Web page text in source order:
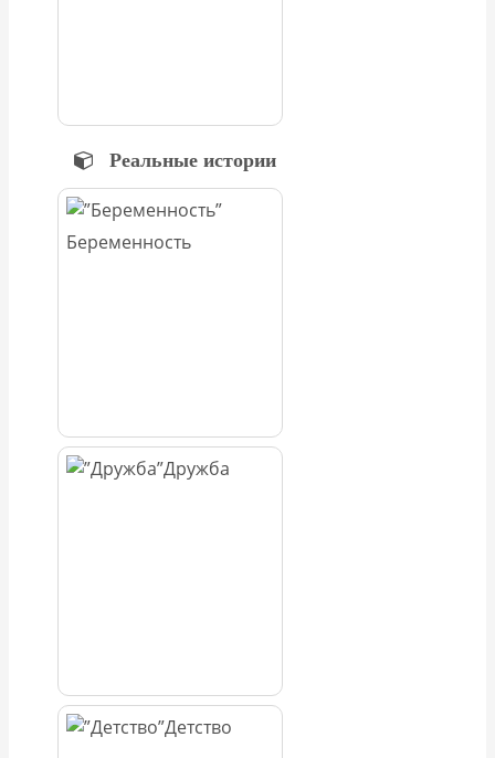
Реальные истории
Беременность
Дружба
Детство